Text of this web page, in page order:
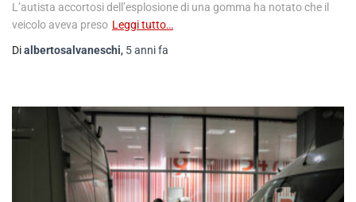
L’autista accortosi dell’esplosione di una gomma ha notato che il
veicolo aveva preso Leggi tutto…
Dialbertosalvaneschi, 5 annifa